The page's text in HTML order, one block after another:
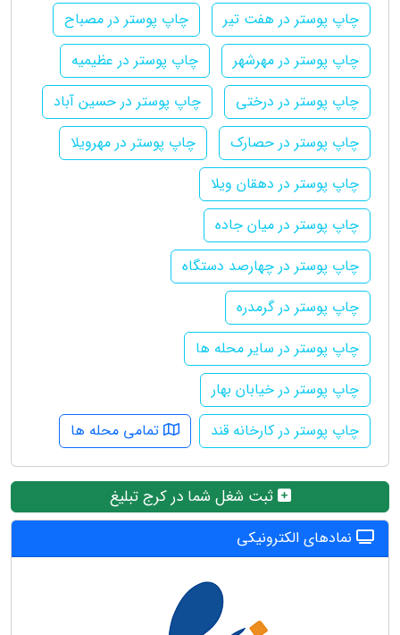
چاپ پوستر در هفت تیر
چاپ پوستر در مصباح
چاپ پوستر در مهرشهر
چاپ پوستر در عظیمیه
چاپ پوستر در درختی
چاپ پوستر در حسین آباد
چاپ پوستر در حصارک
چاپ پوستر در مهرویلا
چاپ پوستر در دهقان ویلا
چاپ پوستر در میان جاده
چاپ پوستر در چهارصد دستگاه
چاپ پوستر در گرمدره
چاپ پوستر در سایر محله ها
چاپ پوستر در خیابان بهار
چاپ پوستر در کارخانه قند
تمامی محله ها
ثبت شغل شما در کرج تبلیغ
نمادهای الکترونیکی